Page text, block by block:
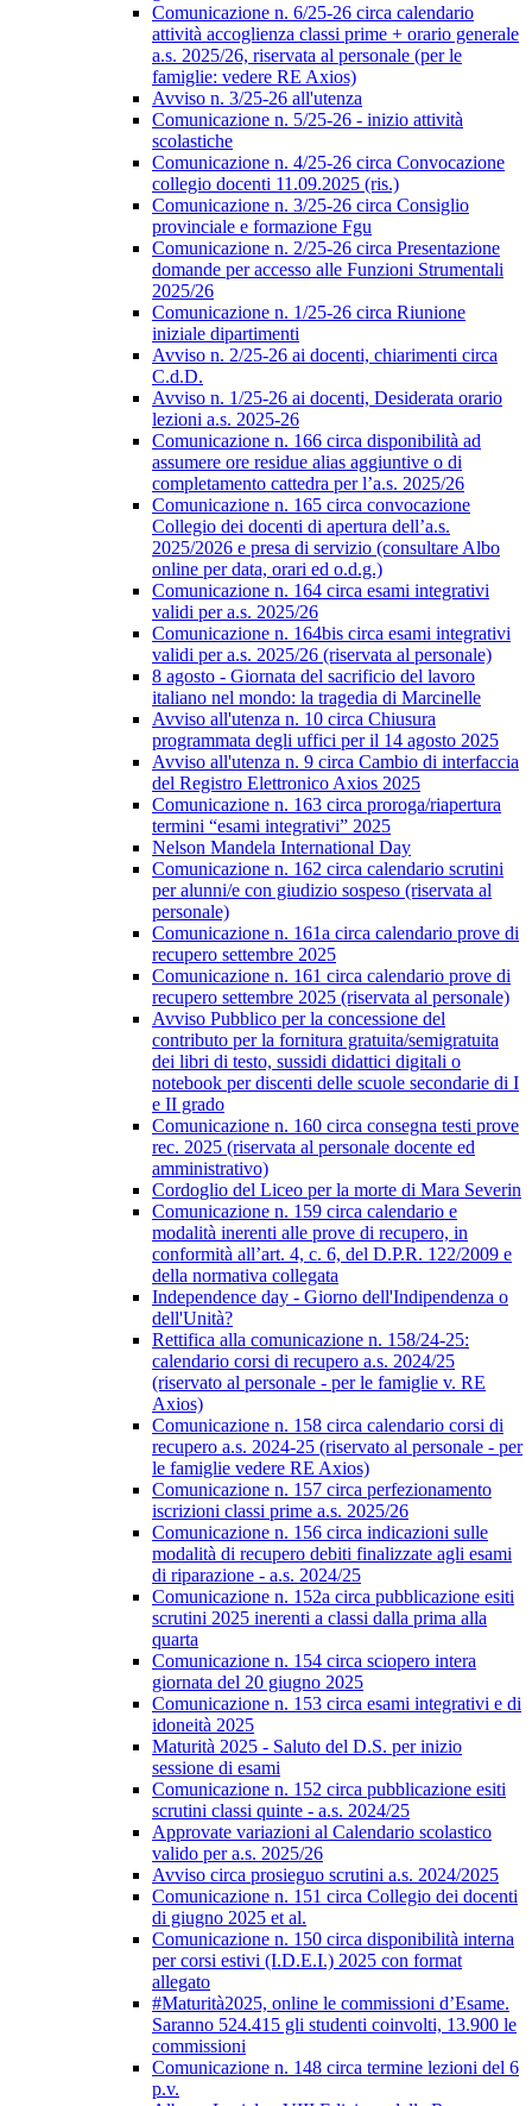
Comunicazione n. 6/25-26 circa calendario
attività accoglienza classi prime + orario generale
a.s. 2025/26, riservata al personale (per le
famiglie: vedere RE Axios)
Avviso n. 3/25-26 all'utenza
Comunicazione n. 5/25-26 - inizio attività
scolastiche
Comunicazione n. 4/25-26 circa Convocazione
collegio docenti 11.09.2025 (ris.)
Comunicazione n. 3/25-26 circa Consiglio
provinciale e formazione Fgu
Comunicazione n. 2/25-26 circa Presentazione
domande per accesso alle Funzioni Strumentali
2025/26
Comunicazione n. 1/25-26 circa Riunione
iniziale dipartimenti
Avviso n. 2/25-26 ai docenti, chiarimenti circa
C.d.D.
Avviso n. 1/25-26 ai docenti, Desiderata orario
lezioni a.s. 2025-26
Comunicazione n. 166 circa disponibilità ad
assumere ore residue alias aggiuntive o di
completamento cattedra per l’a.s. 2025/26
Comunicazione n. 165 circa convocazione
Collegio dei docenti di apertura dell’a.s.
2025/2026 e presa di servizio (consultare Albo
online per data, orari ed o.d.g.)
Comunicazione n. 164 circa esami integrativi
validi per a.s. 2025/26
Comunicazione n. 164bis circa esami integrativi
validi per a.s. 2025/26 (riservata al personale)
8 agosto - Giornata del sacrificio del lavoro
italiano nel mondo: la tragedia di Marcinelle
Avviso all'utenza n. 10 circa Chiusura
programmata degli uffici per il 14 agosto 2025
Avviso all'utenza n. 9 circa Cambio di interfaccia
del Registro Elettronico Axios 2025
Comunicazione n. 163 circa proroga/riapertura
termini “esami integrativi” 2025
Nelson Mandela International Day
Comunicazione n. 162 circa calendario scrutini
per alunni/e con giudizio sospeso (riservata al
personale)
Comunicazione n. 161a circa calendario prove di
recupero settembre 2025
Comunicazione n. 161 circa calendario prove di
recupero settembre 2025 (riservata al personale)
Avviso Pubblico per la concessione del
contributo per la fornitura gratuita/semigratuita
dei libri di testo, sussidi didattici digitali o
notebook per discenti delle scuole secondarie di I
e II grado
Comunicazione n. 160 circa consegna testi prove
rec. 2025 (riservata al personale docente ed
amministrativo)
Cordoglio del Liceo per la morte di Mara Severin
Comunicazione n. 159 circa calendario e
modalità inerenti alle prove di recupero, in
conformità all’art. 4, c. 6, del D.P.R. 122/2009 e
della normativa collegata
Independence day - Giorno dell'Indipendenza o
dell'Unità?
Rettifica alla comunicazione n. 158/24-25:
calendario corsi di recupero a.s. 2024/25
(riservato al personale - per le famiglie v. RE
Axios)
Comunicazione n. 158 circa calendario corsi di
recupero a.s. 2024-25 (riservato al personale - per
le famiglie vedere RE Axios)
Comunicazione n. 157 circa perfezionamento
iscrizioni classi prime a.s. 2025/26
Comunicazione n. 156 circa indicazioni sulle
modalità di recupero debiti finalizzate agli esami
di riparazione - a.s. 2024/25
Comunicazione n. 152a circa pubblicazione esiti
scrutini 2025 inerenti a classi dalla prima alla
quarta
Comunicazione n. 154 circa sciopero intera
giornata del 20 giugno 2025
Comunicazione n. 153 circa esami integrativi e di
idoneità 2025
Maturità 2025 - Saluto del D.S. per inizio
sessione di esami
Comunicazione n. 152 circa pubblicazione esiti
scrutini classi quinte - a.s. 2024/25
Approvate variazioni al Calendario scolastico
valido per a.s. 2025/26
Avviso circa prosieguo scrutini a.s. 2024/2025
Comunicazione n. 151 circa Collegio dei docenti
di giugno 2025 et al.
Comunicazione n. 150 circa disponibilità interna
per corsi estivi (I.D.E.I.) 2025 con format
allegato
#Maturità2025, online le commissioni d’Esame.
Saranno 524.415 gli studenti coinvolti, 13.900 le
commissioni
Comunicazione n. 148 circa termine lezioni del 6
p.v.